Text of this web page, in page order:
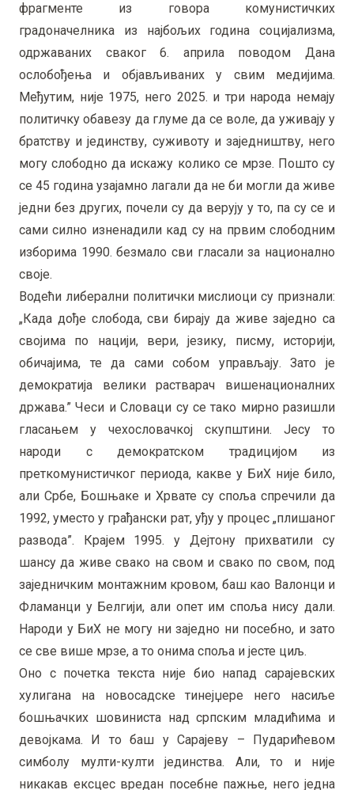
фрагменте из говора комунистичких
градоначелника из најбољих година социјализма,
одржаваних сваког 6. априла поводом Дана
ослобођења и објављиваних у свим медијима.
Међутим, није 1975, него 2025. и три народа немају
политичку обавезу да глуме да се воле, да уживају у
братству и јединству, суживоту и заједништву, него
могу слободно да искажу колико се мрзе. Пошто су
се 45 година узајамно лагали да не би могли да живе
једни без других, почели су да верују у то, па су се и
сами силно изненадили кад су на првим слободним
изборима 1990. безмало сви гласали за национално
своје.
Водећи либерални политички мислиоци су признали:
„Када дође слобода, сви бирају да живе заједно са
својима по нацији, вери, језику, писму, историји,
обичајима, те да сами собом управљају. Зато је
демократија велики растварач вишенационалних
држава.” Чеси и Словаци су се тако мирно разишли
гласањем у чехословачкој скупштини. Јесу то
народи с демократском традицијом из
преткомунистичког периода, какве у БиХ није било,
али Србе, Бошњаке и Хрвате су споља спречили да
1992, уместо у грађански рат, уђу у процес „плишаног
развода”. Крајем 1995. у Дејтону прихватили су
шансу да живе свако на свом и свако по свом, под
заједничким монтажним кровом, баш као Валонци и
Фламанци у Белгији, али опет им споља нису дали.
Народи у БиХ не могу ни заједно ни посебно, и зато
се све више мрзе, а то онима споља и јесте циљ.
Оно с почетка текста није био напад сарајевских
хулигана на новосадске тинејџере него насиље
бошњачких шовиниста над српским младићима и
девојкама. И то баш у Сарајеву – Пударићевом
симболу мулти-култи јединства. Али, то и није
никакав ексцес вредан посебне пажње, него једна